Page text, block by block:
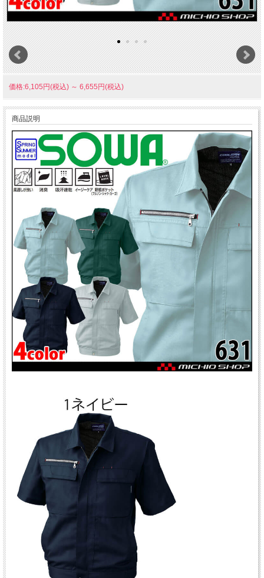
価格:6,105円(税込) ～ 6,655円(税込)
商品説明